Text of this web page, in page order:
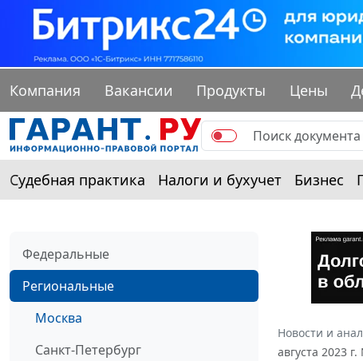
Компания Вакансии Продукты Цены
Судебная практика Налоги и бухучет Бизнес
Федеральные
Региональные
Москва
Санкт-Петербург
Новости и
августа 2023